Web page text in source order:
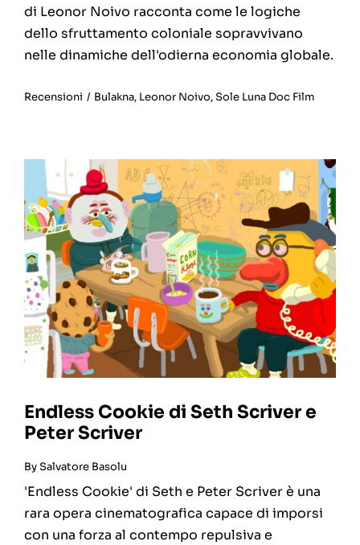
di Leonor Noivo racconta come le logiche
dello sfruttamento coloniale sopravvivano
nelle dinamiche dell'odierna economia globale.
Recensioni / Bulakna, Leonor Noivo,Sole Luna Doc Film
Endless Cookie di Seth Scriver e
Peter Scriver
BySalvatore Basolu
'Endless Cookie' di Seth e Peter Scriver è una
rara opera cinematografica capace di imporsi
con una forza al contempo repulsiva e